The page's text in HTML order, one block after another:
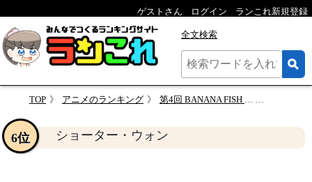
ゲストさん ログイン ランこれ新規登録
全文検索
TOP アニメのランキング 第4回 BANANA FISH 人気キャラクター投票
ショーター・ウォン
6位